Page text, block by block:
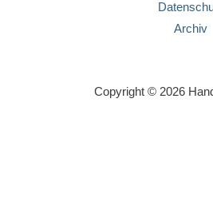
Archiv
Copyright © 2026